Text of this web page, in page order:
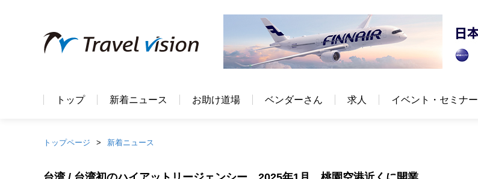
トップ 新着ニュース お助け道場 ベンダーさん 求人 イベント・セミナー
トップページ 新着ニュース